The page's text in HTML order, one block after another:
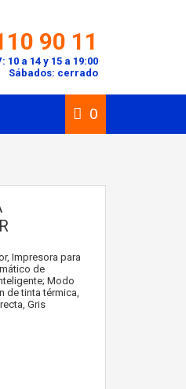
90 11
10 a 14 y 15 a 19:00
Sábados: cerrado
0
Impresora para
de
Modo
de tinta térmica,
Gris